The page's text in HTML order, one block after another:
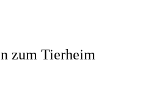
zum Tierheim